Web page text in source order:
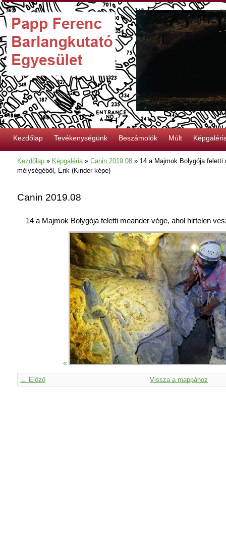
Kezdőlap Tevékenységünk Beszámolók Múlt
Kezdőlap » Képgaléria» Canin 2019.08 » 14 a Majmok Bolygója
mélységéből, Erik (Kinder képe)
Canin 2019.08
14 a Majmok Bolygója feletti meander vége, ahol hirtelen
«
← Előző Vissza a mappához